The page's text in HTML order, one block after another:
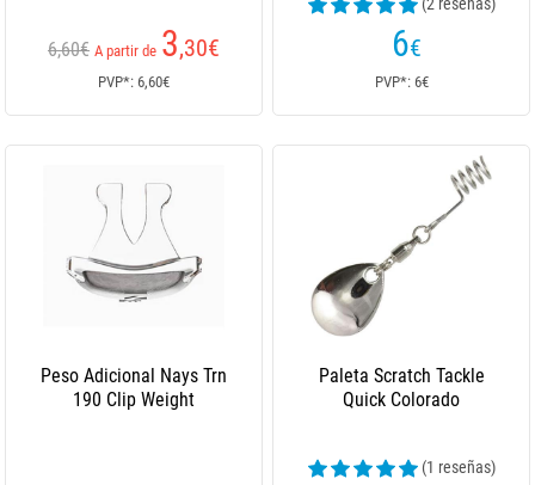
6,60€ A partir de 3,30€
PVP*: 6,60€
6€
PVP*: 6€
Peso Adicional Nays Trn
190 Clip Weight
Paleta Scratch Tackle
Quick Colorado
(1 reseñas)